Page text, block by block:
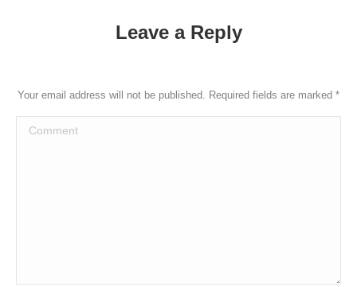
Leave a Reply
Your email address will not be published. Required fields are marked *
Comment